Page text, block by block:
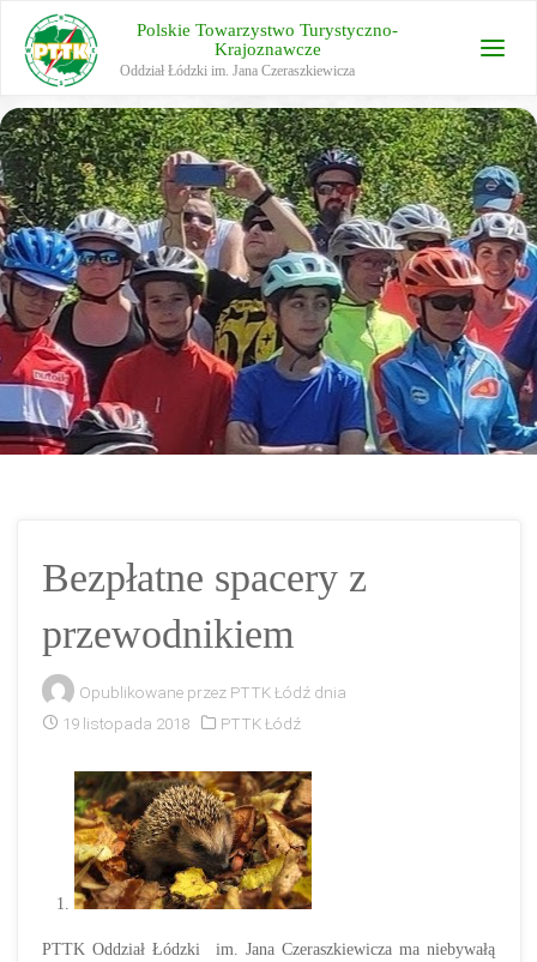
Polskie Towarzystwo Turystyczno-
Krajoznawcze
Oddział Łódzki im. Jana Czeraszkiewicza
Bezpłatne spacery z
przewodnikiem
Opublikowane przez PTTK Łódź dnia
19 listopada 2018
PTTK Łódź
PTTK Oddział Łódzki im. Jana Czeraszkiewicza ma niebywałą